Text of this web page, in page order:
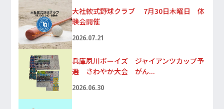
大社軟式野球クラブ 7月30日木曜日 体
験会開催
2026.07.21
兵庫夙川ボーイズ ジャイアンツカップ予
選 さわやか大会 がん...
2026.06.30